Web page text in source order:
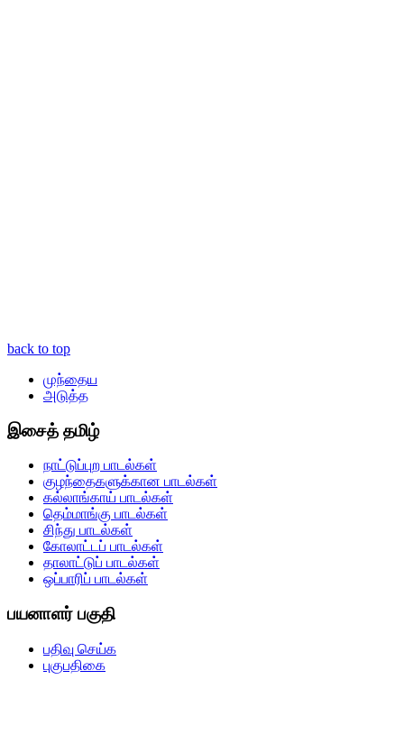
back to top
முந்தைய
அடுத்த
இசைத் தமிழ்
நாட்டுப்புற பாடல்கள்
குழந்தைகளுக்கான பாடல்கள்
கல்லாங்காய் பாடல்கள்
தெம்மாங்கு பாடல்கள்
சிந்து பாடல்கள்
கோலாட்டப் பாடல்கள்
தாலாட்டுப் பாடல்கள்
ஒப்பாரிப் பாடல்கள்
பயனாளர் பகுதி
பதிவு செய்க
புகுபதிகை